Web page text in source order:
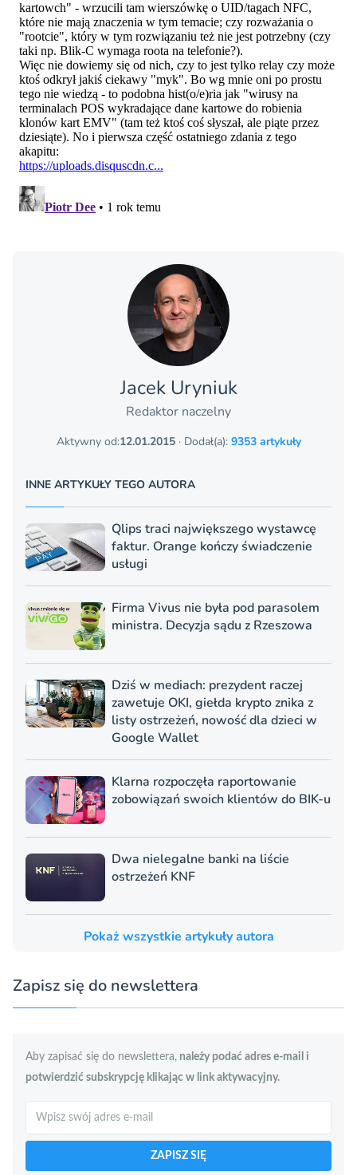
Jacek Uryniuk
Redaktor naczelny
Aktywny od:12.01.2015· Dodał(a): 9353 artykuły
INNE ARTYKUŁY TEGO AUTORA
Qlips traci największego wystawcę
faktur. Orange kończy świadczenie
usługi
Firma Vivus nie była pod parasolem
ministra. Decyzja sądu z Rzeszowa
Dziś w mediach: prezydent raczej
zawetuje OKI, giełda krypto znika z
listy ostrzeżeń, nowość dla dzieci w
Google Wallet
Klarna rozpoczęła raportowanie
zobowiązań swoich klientów do BIK-u
Dwa nielegalne banki na liście
ostrzeżeń KNF
Pokaż wszystkie artykuły autora
Zapisz się do newslettera
Aby zapisać się do newslettera, należy podać adres e-mail i
potwierdzić subskrypcję klikając w link aktywacyjny.
ZAPISZ SIĘ